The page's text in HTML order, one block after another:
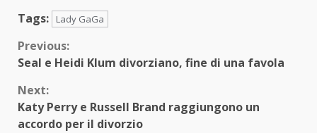
Tags:
Lady GaGa
Continue
Previous:
Seal e Heidi Klum divorziano, fine di una favola
Next:
Katy Perry e Russell Brand raggiungono un
accordo per il divorzio